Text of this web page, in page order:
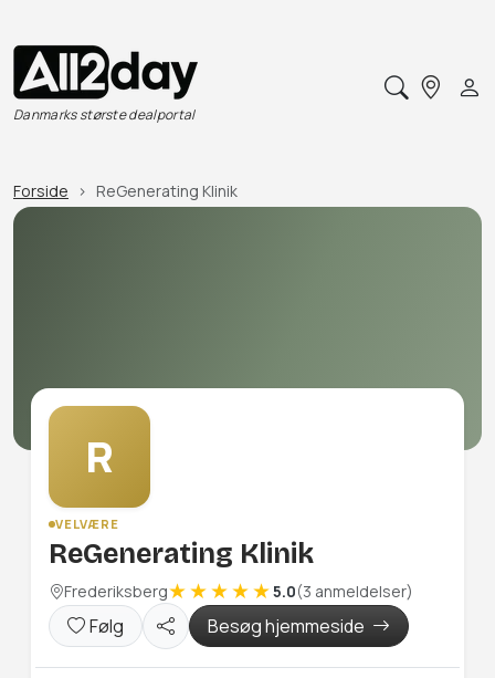
Danmarks største dealportal
Forside ReGenerating Klinik
R
VELVÆRE
ReGenerating Klinik
Frederiksberg 5.0(3 anmeldelser)
Følg Besøg hjemmeside